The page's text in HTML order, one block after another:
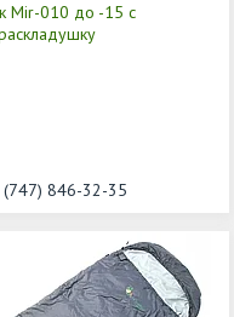
Mir-010 до -15 с
(747) 846-32-35